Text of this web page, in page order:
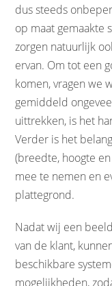
dus steeds
op maat gemaakte
zorgen natuurlijk
ervan. Om tot een
komen, vragen we
gemiddeld
uittrekken, is het
Verder is het
(breedte, hoogte
mee te nemen en
plattegrond.
Nadat wij een
van de klant,
beschikbare
mogelijkheden,